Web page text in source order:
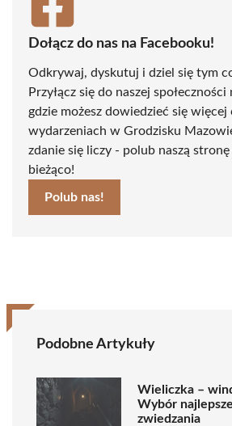
Dołącz do nas na Facebooku!
Odkrywaj, dyskutuj i dziel się tym
Przyłącz się do naszej
gdzie możesz dowiedzieć się więcej
wydarzeniach w Grodzisku
zdanie się liczy - polub naszą stronę
bieżąco!
Polub nas!
Podobne Artykuły
Wieliczka –
Wybór
zwiedzania